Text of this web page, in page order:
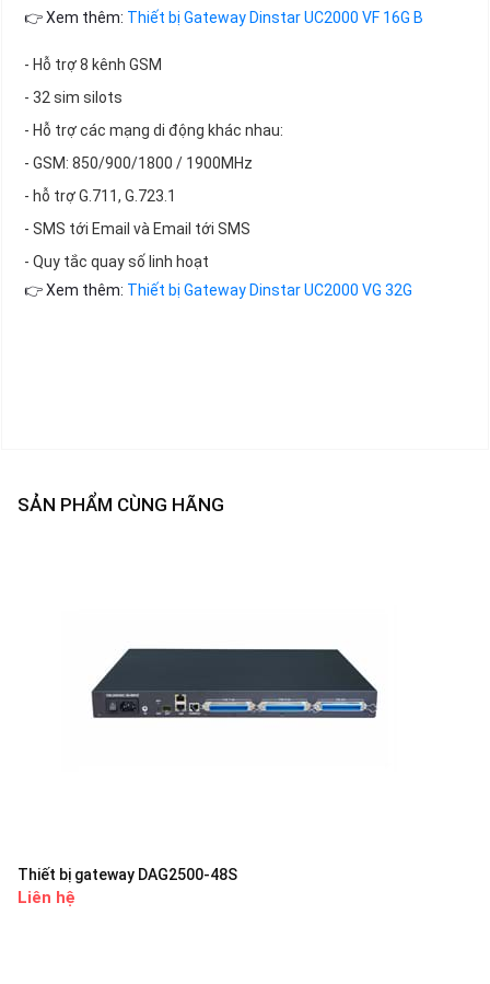
👉 Xem thêm: Thiết bị Gateway Dinstar UC2000 VF 16G B
- Hỗ trợ 8 kênh GSM
- 32 sim silots
- Hỗ trợ các mạng di động khác nhau:
- GSM: 850/900/1800 / 1900MHz
- hỗ trợ G.711, G.723.1
- SMS tới Email và Email tới SMS
- Quy tắc quay số linh hoạt
👉 Xem thêm: Thiết bị Gateway Dinstar UC2000 VG 32G
SẢN PHẨM CÙNG HÃNG
Thiết bị gateway DAG2500-48S
Liên hệ